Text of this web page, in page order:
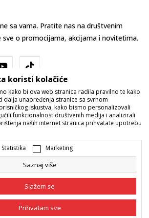
sa vama. Pratite nas na društvenim
o promocijama, akcijama i novitetima.
Promijenite
što precizniji u opisu proizvoda, prikazu slika i
garantovati da su sve informacije kompletne
koristi kolačiće
kako bi ova web stranica radila pravilno te kako
dalja unapređenja stranice sa svrhom
iskustva, kako bismo personalizovali
funkcionalnost društvenih medija i analizirali
naših internet stranica prihvatate upotrebu
Statistika Marketing
Saznaj više
Slažem se
Prihvatam sve